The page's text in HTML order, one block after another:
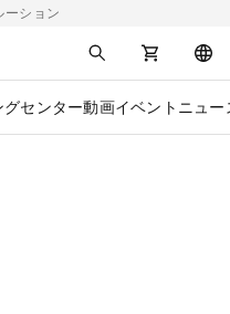
ーション
グセンター動画イベント ニュー